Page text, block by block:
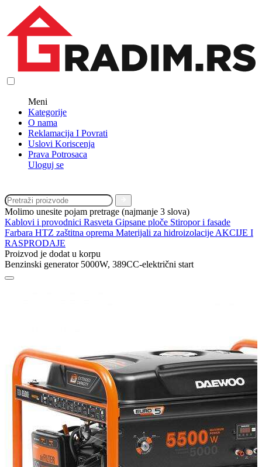
Meni
Kategorije
O nama
Reklamacija I Povrati
Uslovi Koriscenja
Prava Potrosaca
Uloguj se
Molimo unesite pojam pretrage (najmanje 3 slova)
Kablovi i provodnici Rasveta Gipsane ploče Stiropor i fasade
Farbara HTZ zaštitna oprema Materijali za hidroizolacije AKCIJE I
RASPRODAJE
Proizvod je dodat u korpu
Benzinski generator 5000W, 389CC-električni start